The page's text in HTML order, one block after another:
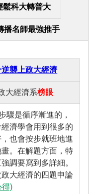
鬆科大轉普大
播名師最強推手
襲上政大經濟
大經濟系榜眼
驟是循序漸進的，
濟學會用到很多的
也會按步就班地進
。在解題方面，特
調要寫到多詳細。
大經濟的四題申論
得)